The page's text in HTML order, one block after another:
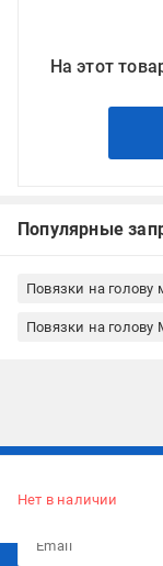
На этот
Популярные
Повязки на голову
Повязки на голову
Нет в наличии